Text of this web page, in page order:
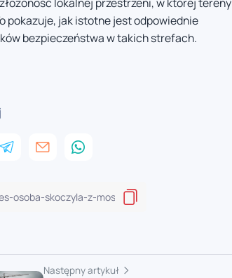
pokazuje, jak istotne jest odpowiednie
bezpieczeństwa w takich strefach.
Następny artykuł